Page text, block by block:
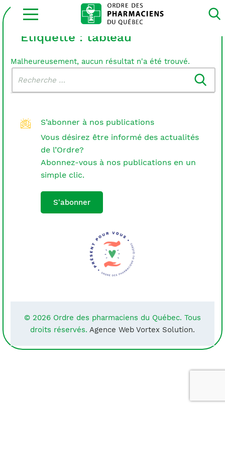
Ouvrir
la
site
Étiquette : tableau
Malheureusement, aucun résultat n'a été trouvé.
dans
le
S’abonner à nos publications
Vous désirez être informé des actualités
de l’Ordre?
Abonnez-vous à nos publications en un
simple clic.
S'abonner
© 2026 Ordre des pharmaciens du Québec. Tous
droits réservés. Agence Web Vortex Solution.